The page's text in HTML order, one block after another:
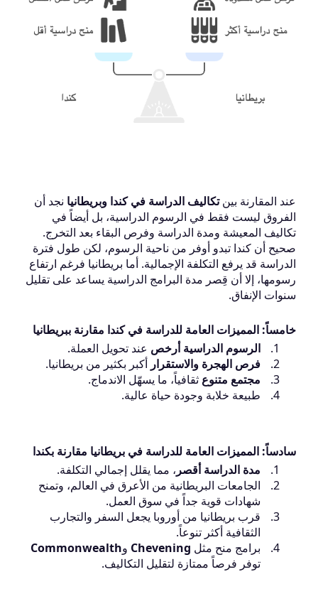
عند المقارنة بينتكاليف الدراسة في كندا وبريطانيا نجد أن
الفروق ليست فقط في الرسوم الدراسية، بل أيضاً في
تكاليف المعيشة ومدة الدراسة وفرص البقاء بعد التخرج.
صحيح أن كندا تبدو أوفر من ناحية الرسوم، لكن طول فترة
الدراسة قد يرفع التكلفة الإجمالية. أما بريطانيا فرغم ارتفاع
رسومها، إلا أن قِصر مدة البرامج الدراسية يساعد على تقليل
سنوات الإنفاق.
خامساً: المميزات العامة للدراسة في كندا مقارنة ببريطانيا
الرسوم الدراسية أرخص عند تحويل العملة.
فرص الهجرة والاستقرار أكبر بكثير من بريطانيا.
مجتمع متنوع ثقافياً، ما يسهّل الاندماج.
طبيعة خلابة وجودة حياة عالية.
سادساً: المميزات العامة للدراسة في بريطانيا مقارنة بكندا
مدة الدراسة أقصر ، مما يقلل إجمالي التكلفة.
الجامعات البريطانية من الأعرق في العالم، وتمنح
شهادات قوية جداً في سوق العمل.
قرب بريطانيا من أوروبا يجعل السفر والتجارب
الثقافية أكثر تنوعاً.
برامج منح مثل Chevening وCommonwealth
توفر فرصاً ممتازة لتقليل التكاليف.